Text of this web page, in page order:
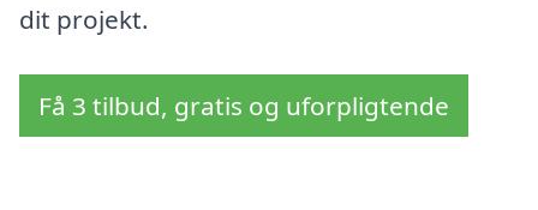
dit projekt.
Få 3 tilbud, gratis og uforpligtende